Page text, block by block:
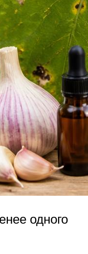
одного